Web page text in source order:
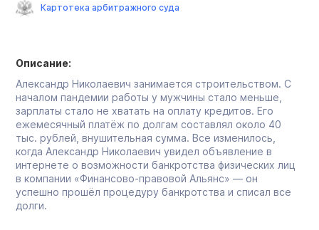
Описание:
Александр Николаевич занимается строительством. С
началом пандемии работы у мужчины стало меньше,
зарплаты стало не хватать на оплату кредитов. Его
ежемесячный платёж по долгам составлял около 40
тыс. рублей, внушительная сумма. Все изменилось,
когда Александр Николаевич увидел объявление в
интернете о возможности банкротства физических лиц
в компании «Финансово-правовой Альянс» — он
успешно прошёл процедуру банкротства и списал все
долги.
Картотека арбитражного суда